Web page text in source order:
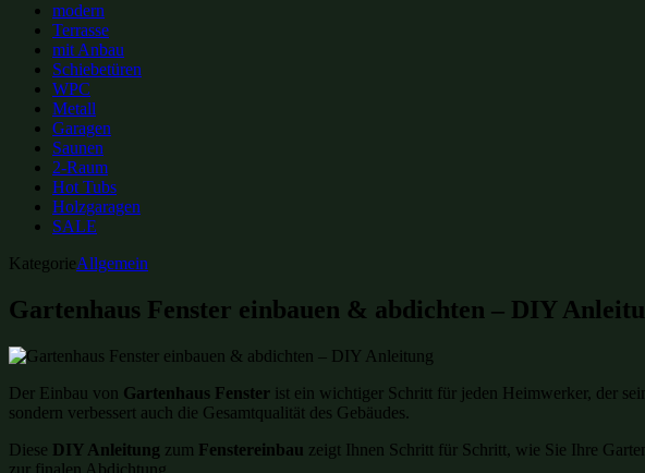
modern
Terrasse
mit Anbau
Schiebetüren
WPC
Metall
Garagen
Saunen
2-Raum
Hot Tubs
Holzgaragen
SALE
KategorieAllgemein
Gartenhaus Fenster einbauen & abdichten – DIY
Der Einbau von Gartenhaus Fenster ist ein wichtiger Schritt für jeden Heimwerker, der
sondern verbessert auch die Gesamtqualität des Gebäudes.
Diese DIY Anleitung zum Fenstereinbau zeigt Ihnen Schritt für Schritt, wie Sie Ihre
zur finalen Abdichtung.